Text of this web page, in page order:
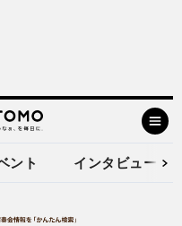
ント インタビュー